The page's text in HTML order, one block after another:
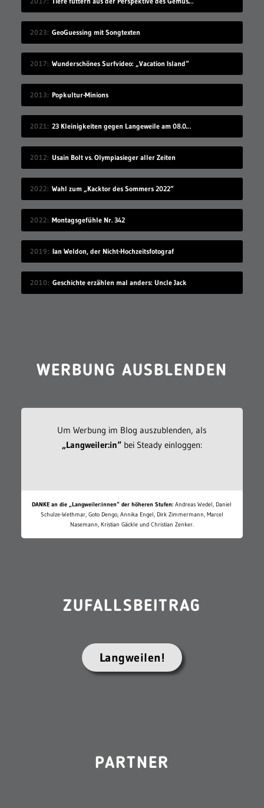
2023 GeoGuessing mit Songtexten
2017 Wunderschönes Surfvideo: „Vacation Island“
2013 Popkultur-Minions
2021 23 Kleinigkeiten gegen Langeweile am 08.08.2021
2012 Usain Bolt vs. Olympiasieger aller Zeiten
2022 Wahl zum „Kacktor des Sommers 2022“
2022 Montagsgefühle Nr. 342
2019 Ian Weldon, der Nicht-Hochzeitsfotograf
2010 Geschichte erzählen mal anders: Uncle Jack
WERBUNG AUSBLENDEN
Um Werbung im Blog auszublenden, als
„Langweiler:in“bei Steady einloggen:
DANKE an die „Langweiler:innen“ der höheren Stufen: Andreas Wedel, Daniel
Schulze-Wethmar, Goto Dengo, Annika Engel, Dirk Zimmermann, Marcel
Nasemann, Kristian Gäckle und Christian Zenker.
ZUFALLSBEITRAG
Langweilen!
PARTNER